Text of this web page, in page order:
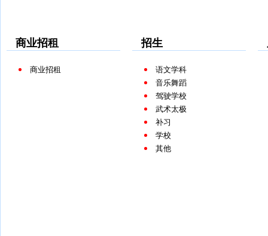
商业招租
商业招租
招生
语文学科
音乐舞蹈
驾驶学校
武术太极
补习
学校
其他